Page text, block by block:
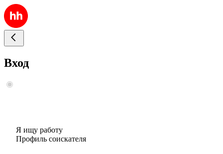
Вход
Я ищу работу
Профиль соискателя